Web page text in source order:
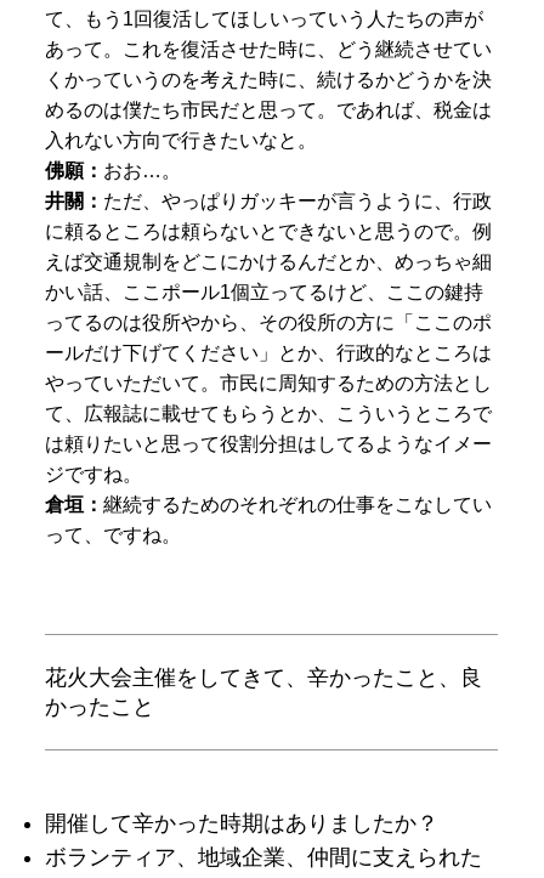
て、もう1回復活してほしいっていう人たちの声が
あって。これを復活させた時に、どう継続させてい
くかっていうのを考えた時に、続けるかどうかを決
めるのは僕たち市民だと思って。であれば、税金は
入れない方向で行きたいなと。
​佛願： おお…。
井關： ただ、やっぱりガッキーが言うように、行政
に頼るところは頼らないとできないと思うので。例
えば交通規制をどこにかけるんだとか、めっちゃ細
かい話、ここポール1個立ってるけど、ここの鍵持
ってるのは役所やから、その役所の方に「ここのポ
ールだけ下げてください」とか、行政的なところは
やっていただいて。市民に周知するための方法とし
て、広報誌に載せてもらうとか、こういうところで
は頼りたいと思って役割分担はしてるようなイメー
ジですね。
倉垣：継続するためのそれぞれの仕事をこなしてい
って、ですね。
花火大会主催をしてきて、辛かったこと、良
かったこと
開催して辛かった時期はありましたか？
ボランティア、地域企業、仲間に支えられた